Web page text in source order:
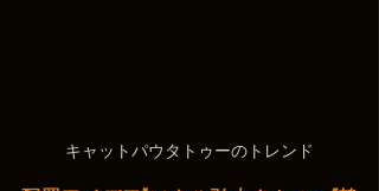
キャットパウタトゥーのトレンド